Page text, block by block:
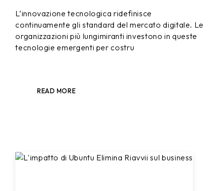
L’innovazione tecnologica ridefinisce
continuamente gli standard del mercato digitale. Le
organizzazioni più lungimiranti investono in queste
tecnologie emergenti per costru
READ MORE